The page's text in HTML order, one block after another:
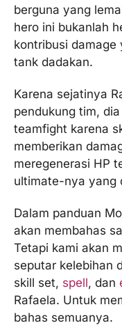
berguna yang
hero ini bukanlah
kontribusi damage
tank dadakan.
Karena sejatinya
pendukung tim,
teamfight karena
memberikan
meregenerasi HP
ultimate-nya yang
Dalam panduan
akan membahas
Tetapi kami akan
seputar kelebihan
skill set, spell, dan
Rafaela. Untuk
bahas semuanya.